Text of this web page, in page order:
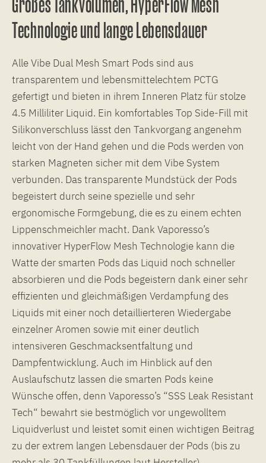
Technologie und lange Lebensdauer
Alle Vibe Dual Mesh Smart Pods sind aus
transparentem und lebensmittelechtem PCTG
gefertigt und bieten in ihrem Inneren Platz für stolze
4.5 Milliliter Liquid. Ein komfortables Top Side-Fill mit
Silikonverschluss lässt den Tankvorgang angenehm
leicht von der Hand gehen und die Pods werden von
starken Magneten sicher mit dem Vibe System
verbunden. Das transparente Mundstück der Pods
begeistert durch seine spezielle und sehr
ergonomische Formgebung, die es zu einem echten
Lippenschmeichler macht. Dank Vaporesso’s
innovativer HyperFlow Mesh Technologie kann die
Watte der smarten Pods das Liquid noch schneller
absorbieren und die Pods begeistern dank einer sehr
effizienten und gleichmäßigen Verdampfung des
Liquids mit einer noch detaillierteren Wiedergabe
einzelner Aromen sowie mit einer deutlich
intensiveren Geschmacksentfaltung und
Dampfentwicklung. Auch im Hinblick auf den
Auslaufschutz lassen die smarten Pods keine
Wünsche offen, denn Vaporesso’s “SSS Leak Resistant
Tech“ bewahrt sie bestmöglich vor ungewolltem
Liquidverlust und leistet somit einen wichtigen Beitrag
zu der extrem langen Lebensdauer der Pods (bis zu